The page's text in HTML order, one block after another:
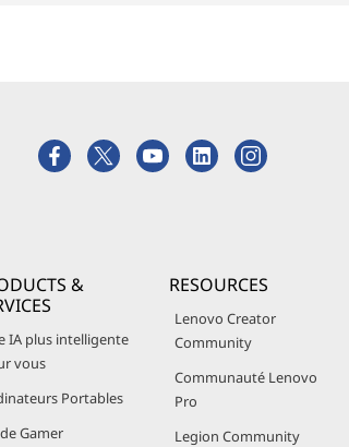
&
IA plus intelligente
vous
Portables
Gamer
RESOURCES
Lenovo Creator
Community
Communauté Lenovo
Pro
Legion Community